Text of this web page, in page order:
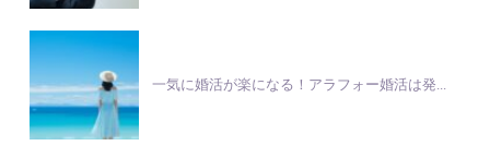
一気に婚活が楽になる！アラフォー婚活は発...